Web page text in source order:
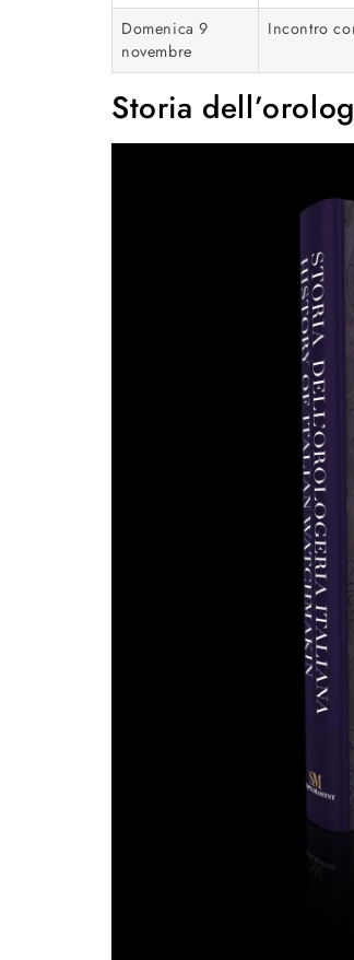
Domenica 9
novembre
Incontro
Storia